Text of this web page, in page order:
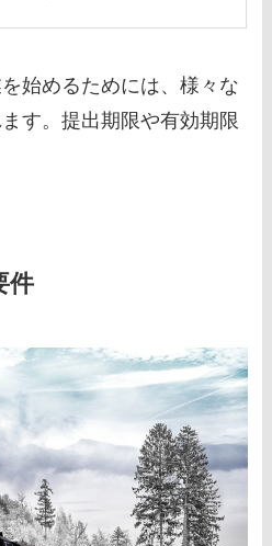
始めるためには、様々な
す。提出期限や有効期限
件